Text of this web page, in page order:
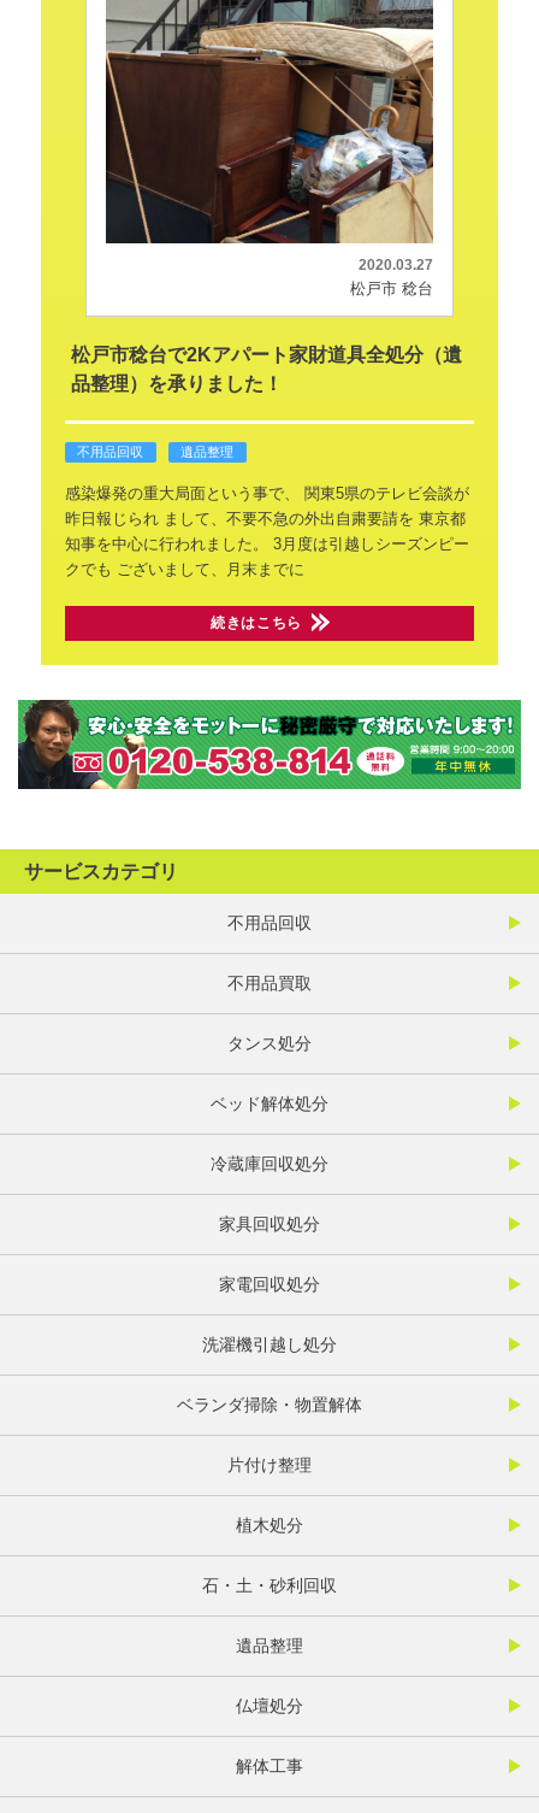
2020.03.27
松戸市 稔台
松戸市稔台で2Kアパート家財道具全処分（遺
品整理）を承りました！
不用品回収 遺品整理
感染爆発の重大局面という事で、
関東5県のテレビ会談が
昨日報じられまして、不要不急の外出自粛要請を 東京都
知事を中心に行われました。
3月度は引越しシーズンピー
クでも ございまして、月末までに
続きはこちら
サービスカテゴリ
不用品回収
不用品買取
タンス処分
ベッド解体処分
冷蔵庫回収処分
家具回収処分
家電回収処分
洗濯機引越し処分
ベランダ掃除・物置解体
片付け整理
植木処分
石・土・砂利回収
遺品整理
仏壇処分
解体工事